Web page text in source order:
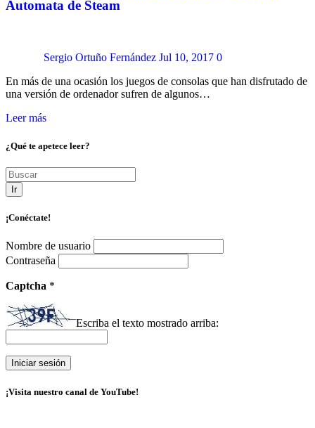
Automata de Steam
Sergio Ortuño Fernández Jul 10, 2017 0
En más de una ocasión los juegos de consolas que han disfrutado de
una versión de ordenador sufren de algunos…
Leer más
¿Qué te apetece leer?
Ir
¡Conéctate!
Nombre de usuario
Contraseña
Captcha *
Escriba el texto mostrado arriba:
¡Visita nuestro canal de YouTube!